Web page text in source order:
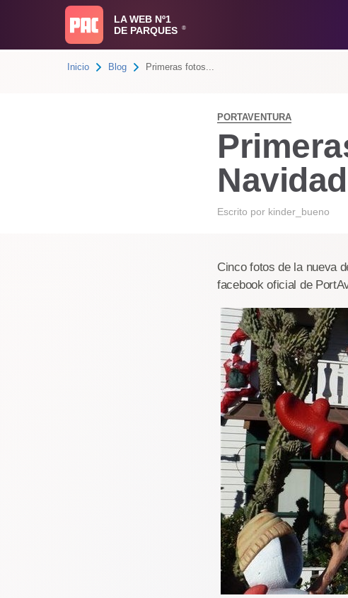
LA WEB Nº1
DE PARQUES
®
Inicio Blog Primeras fotos...
PORTAVENTURA
Escrito por kinder_bueno
Cinco fotos de la nueva
facebook oficial de